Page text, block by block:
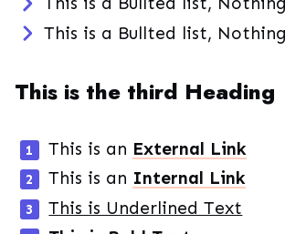
This is a Bullted list,
This is the third Heading
This is an External Link
This is an Internal Link
This is Underlined Text